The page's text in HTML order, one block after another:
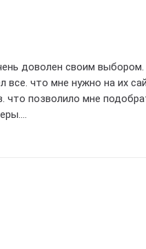
доволен своим
отдельного